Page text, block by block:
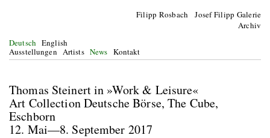
Filipp Rosbach Josef Filipp Galerie
Archiv
Deutsch English
Ausstellungen Artists News Kontakt
Thomas Steinert in »Work & Leisure«
Art Collection Deutsche Börse, The Cube,
Eschborn
12. Mai—8. September 2017